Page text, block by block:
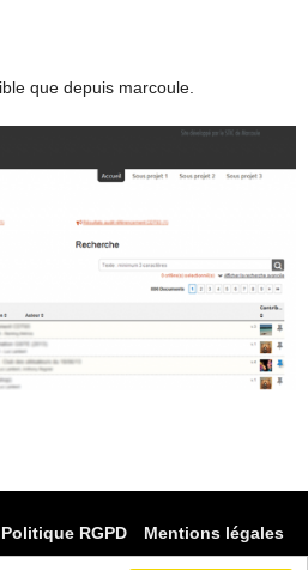
que depuis marcoule.
Politique RGPD
Mentions légales
Nos outils libres Références